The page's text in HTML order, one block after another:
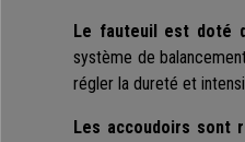
Le fauteuil est doté
système de
régler la dureté et
Les accoudoirs sont